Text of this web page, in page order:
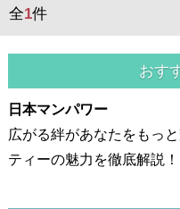
【講座内容】
・福祉用具専門相談員の役割
・介護保険制度等の考え方と
・からだとこころの理解
・介護 ...
全1件
おす
日本マンパワー
広がる絆があなたをもっ
ティーの魅力を徹底解説！